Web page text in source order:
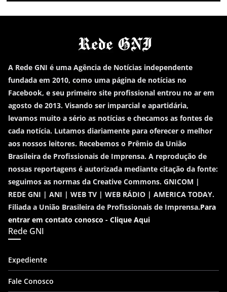
A Rede GNI é uma Agência de Notícias independente
fundada em 2010, como uma página de notícias no
Facebook, e seu primeiro site profissional entrou no ar em
agosto de 2013. Visando ser imparcial e apartidária,
levamos muito a sério as notícias e checamos as fontes de
cada notícia. Lutamos diariamente para oferecer o melhor
aos nossos leitores. Recebemos o Prêmio da União
Brasileira de Profissionais de Imprensa. A reprodução de
nossas reportagens é autorizada mediante citação da fonte:
seguimos as normas da Creative Commons. GNICOM |
REDE GNI | ANI | WEB TV | WEB RÁDIO | AMERICA TODAY.
Filiada a União Brasileira de Profissionais de Imprensa.Para
entrar em contato conosco - Clique Aqui
Rede GNI
Expediente
Fale Conosco